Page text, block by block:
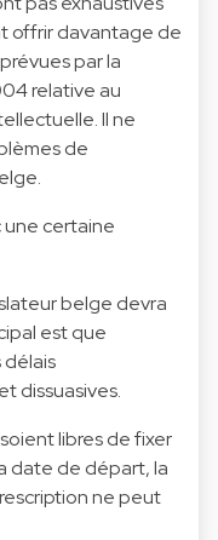
offrir davantage de
par la
relative au
Il ne
de
certaine
belge devra
est que
délais
dissuasives.
libres de fixer
date de départ, la
ne peut